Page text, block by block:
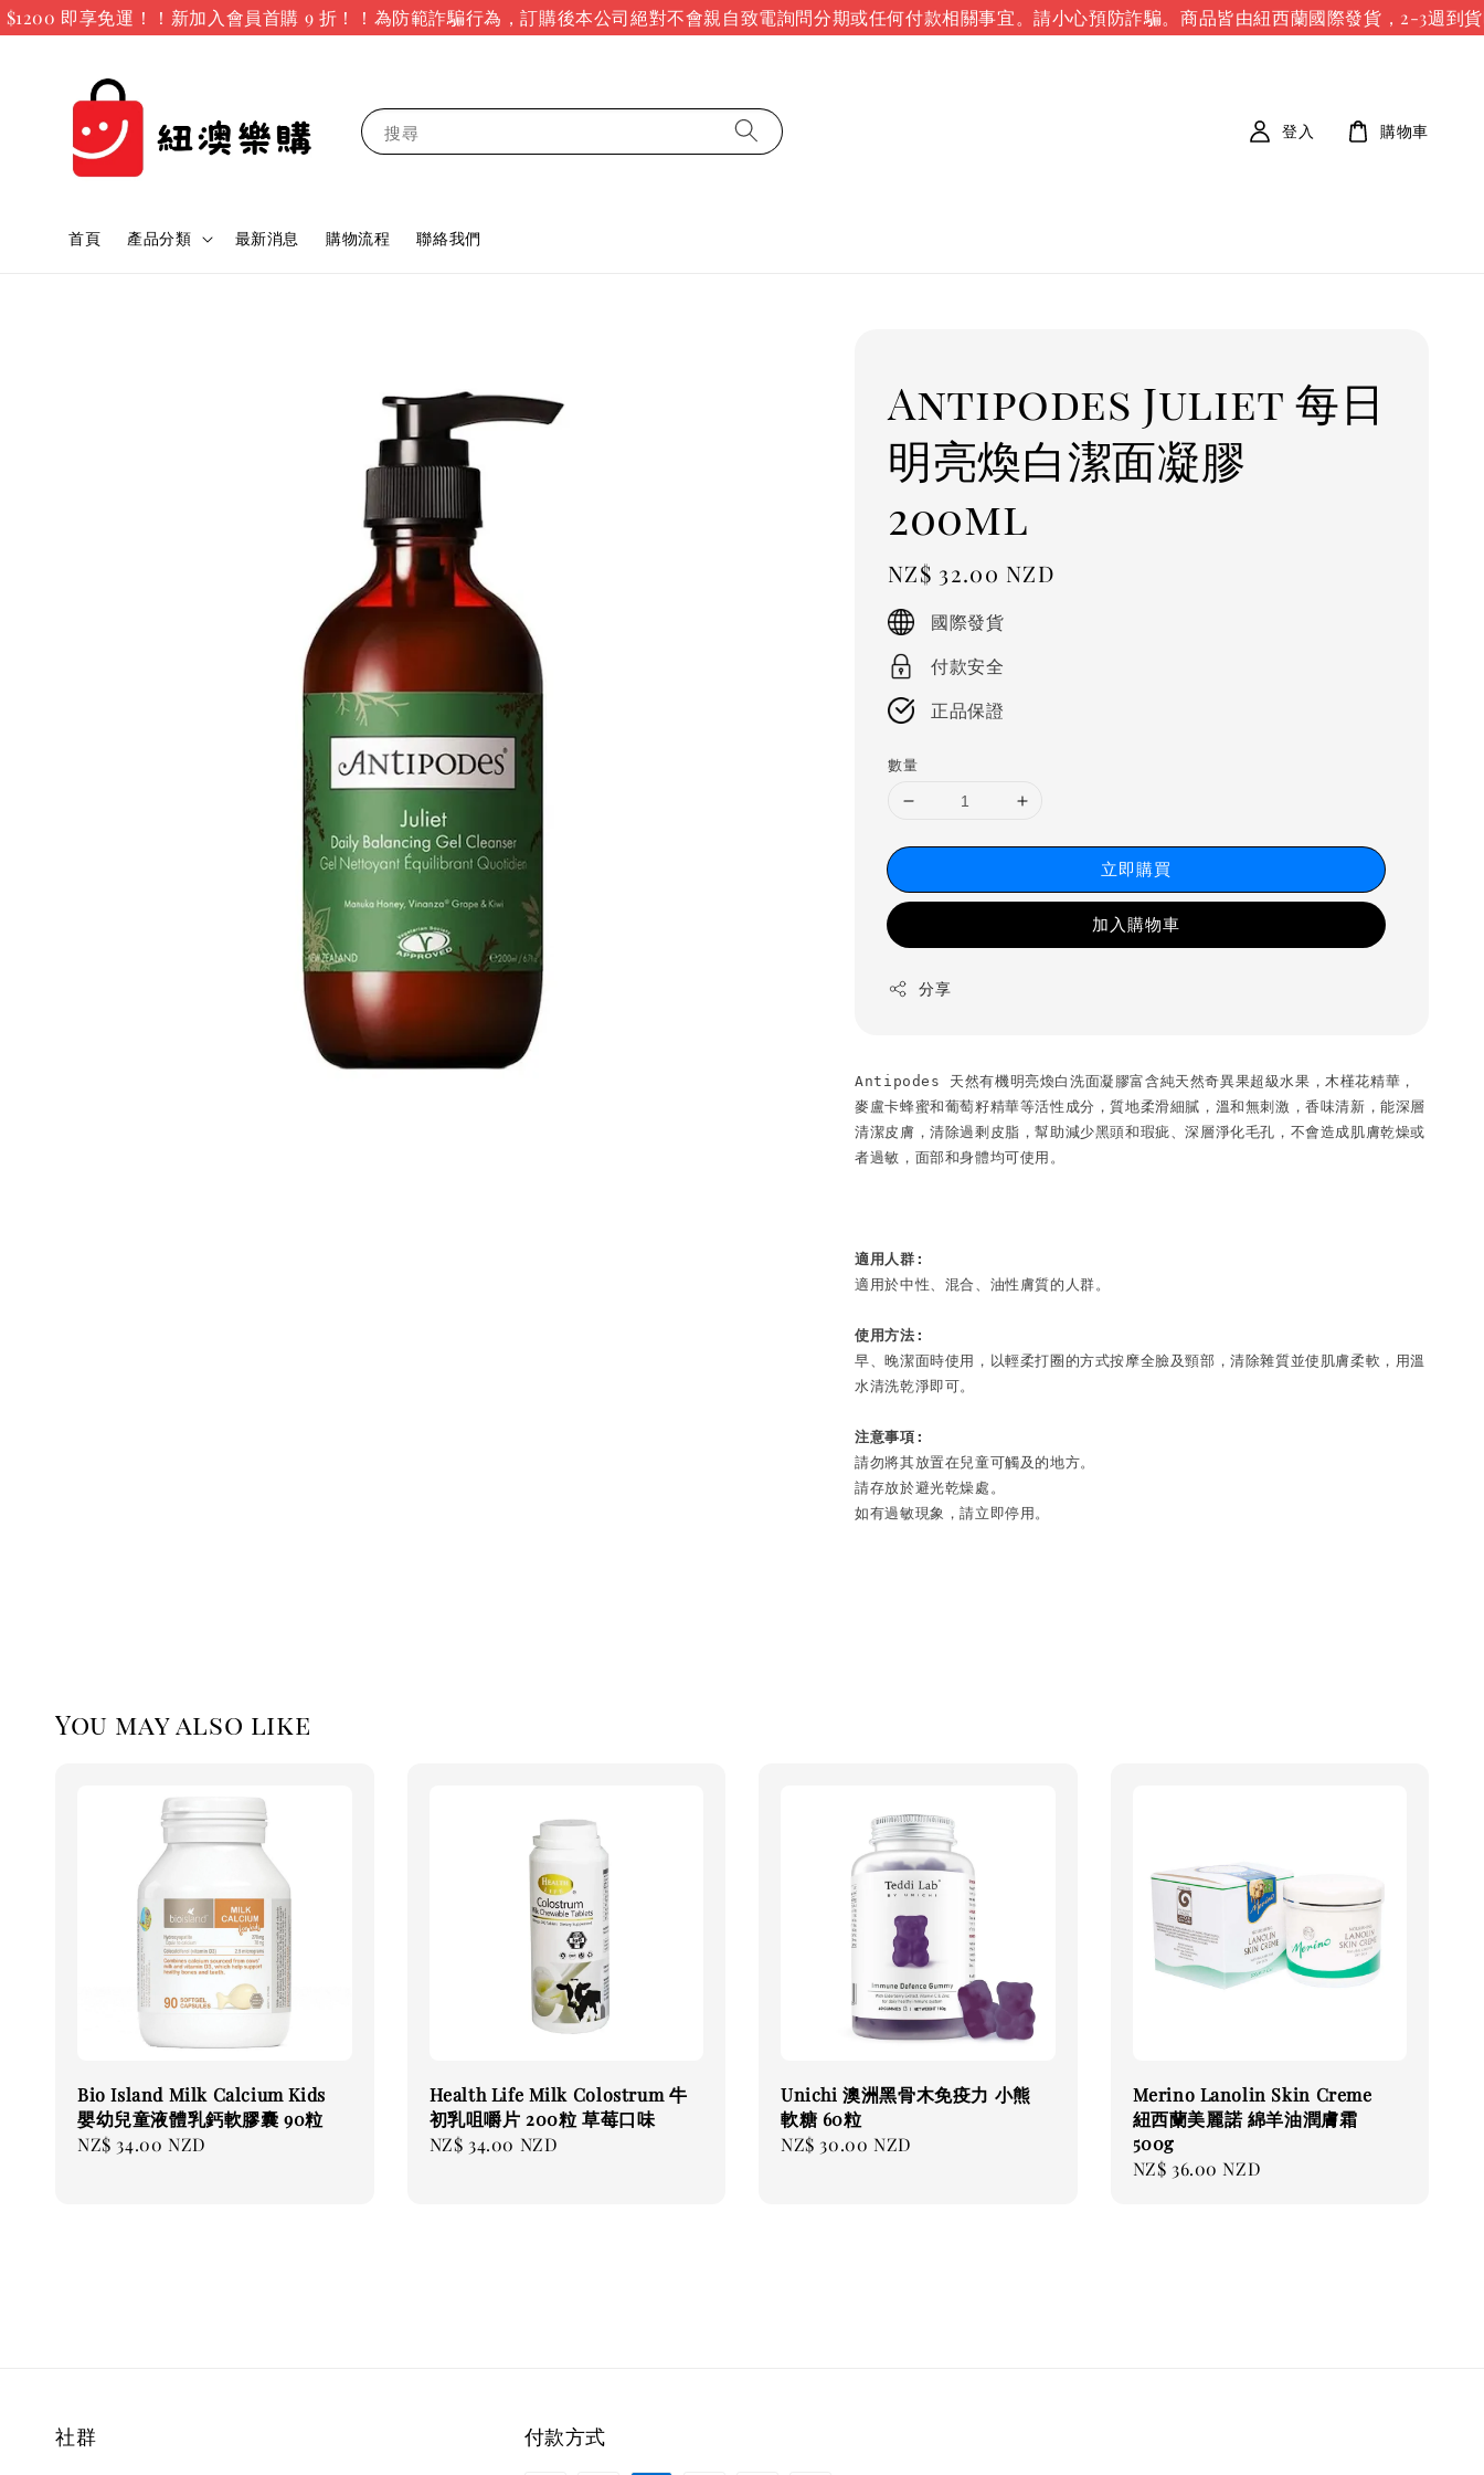
即享免運！！新加入會員首購 9 折！！ 為防範詐騙行為，訂購後本公司絕對不會親自致電詢問分期或任何付款相關事宜。請小心預防詐騙。商品皆由紐西蘭國際發貨，2-3週到貨
搜尋
首頁 產品分類 最新消息 購物流程 聯絡我們
登入 購物車
Antipodes Juliet 每日
明亮煥白潔面凝膠
200ml
Regular
price
NZ$ 32.00 NZD
國際發貨
付款安全
正品保證
數量
立即購買
加入購物車
分享
Antipodes 天然有機明亮煥白洗面凝膠富含純天然奇異果超級水果，木槿花精華，
麥盧卡蜂蜜和葡萄籽精華等活性成分，質地柔滑細膩，溫和無刺激，香味清新，能深層
清潔皮膚，清除過剩皮脂，幫助減少黑頭和瑕疵、深層淨化毛孔，不會造成肌膚乾燥或
者過敏，面部和身體均可使用。
適用人群:
適用於中性、混合、油性膚質的人群。
使用方法:
早、晚潔面時使用，以輕柔打圈的方式按摩全臉及頸部，清除雜質並使肌膚柔軟，用溫
水清洗乾淨即可。
注意事項:
請勿將其放置在兒童可觸及的地方。
請存放於避光乾燥處。
如有過敏現象，請立即停用。
You may also like
Bio Island Milk Calcium Kids
嬰幼兒童液體乳鈣軟膠囊 90粒
Regular
NZ$ 34.00 NZD
Health Life Milk Colostrum 牛
初乳咀嚼片 200粒 草莓口味
Regular
NZ$ 34.00 NZD
Unichi 澳洲黑骨木免疫力 小熊
軟糖 60粒
Regular
NZ$ 30.00 NZD
Merino Lanolin Skin Creme
紐西蘭美麗諾 綿羊油潤膚霜
500g
Regular
NZ$ 36.00 NZD
社群 付款方式